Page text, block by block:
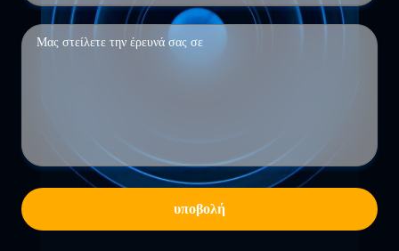
υποβολή